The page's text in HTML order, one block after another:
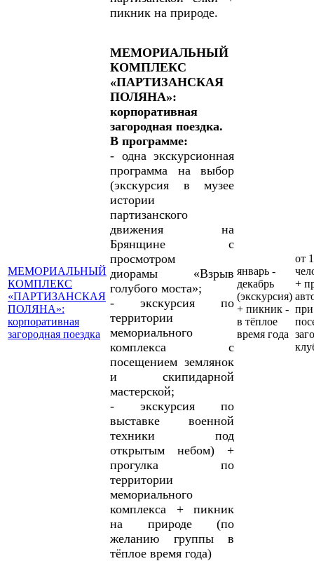
пикник на природе.
МЕМОРИАЛЬНЫЙ
КОМПЛЕКС
«ПАРТИЗАНСКАЯ
ПОЛЯНА»:
корпоративная
загородная поездка
МЕМОРИАЛЬНЫЙ
КОМПЛЕКС
«ПАРТИЗАНСКАЯ
ПОЛЯНА»:
корпоративная
загородная поездка.
В программе:
- одна экскурсионная
программа на выбор
(экскурсия в музее
истории
партизанского
движения на
Брянщине с
просмотром
диорамы «Взрыв
голубого моста»;
- экскурсия по
территории
мемориального
комплекса с
посещением землянок
и скипидарной
мастерской;
- экскурсия по
выставке военной
техники под
открытым небом) +
прогулка по
территории
мемориального
комплекса + пикник
на природе (по
желанию группы в
тёплое время года)
январь -
декабрь
(экскурсия)
+ пикник -
в тёплое
время года
от
+
при